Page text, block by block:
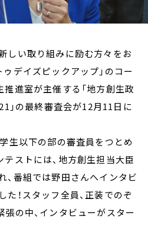
しい取り組みに励む方々をお
デイズピックアップ」のコー
進室が主催する「地方創生政
」の最終審査会が12月11日に
生以下の部の審査員をつとめ
テストには、地方創生担当大臣
、番組では野田さんへインタビ
！スタッフ全員、正装でのぞ
張の中、インタビューがスター